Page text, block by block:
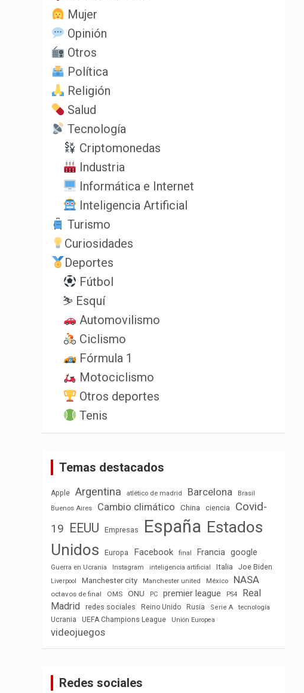
Mujer
Opinión
Otros
Política
Religión
Salud
Tecnología
Criptomonedas
Industria
Informática e Internet
Inteligencia Artificial
Turismo
Curiosidades
Deportes
Fútbol
⛷️ Esquí
Automovilismo
Ciclismo
Fórmula 1
Motociclismo
Otros deportes
Tenis
Temas destacados
Apple Argentina atlético de madrid Barcelona
Brasil
Buenos Aires
Cambio climático China ciencia
Covid-
19
EEUU Empresas España Estados
Unidos
Europa Facebook final Francia google
Guerra en Ucrania Instagram inteligencia artificial Italia Joe Biden
Liverpool Manchester city Manchester united México NASA
octavos de final OMS ONU PC premier league PS4
Real
Madrid
redes sociales Reino Unido Rusia Serie A
tecnología
Ucrania
UEFA Champions League Unión Europea
videojuegos
Redes sociales